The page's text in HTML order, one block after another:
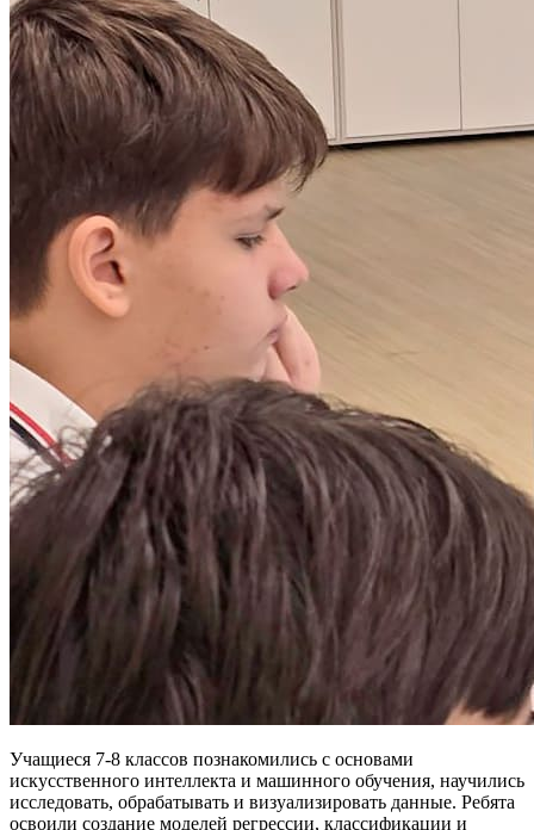
Учащиеся 7-8 классов познакомились с основами
искусственного интеллекта и машинного обучения, научились
исследовать, обрабатывать и визуализировать данные. Ребята
освоили создание моделей регрессии, классификации и